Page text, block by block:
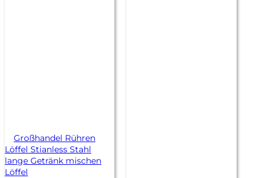
Großhandel Rühren
Löffel Stianless Stahl
lange Getränk mischen
Löffel